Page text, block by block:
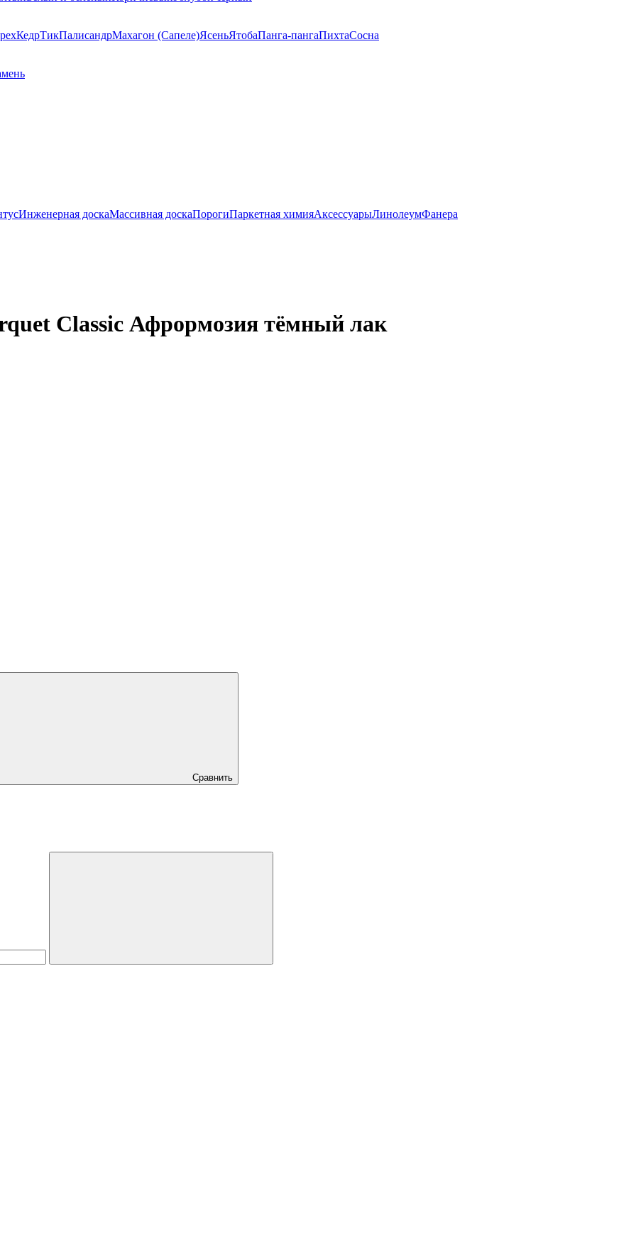
КедрТикПалисандрМахагон (Сапеле)ЯсеньЯтобаПанга-пангаПихтаСосна
Инженерная доскаМассивная доскаПорогиПаркетная химияАксессуарыЛинолеумФанера
Сlassic Афрормозия тёмный лак
Сравнить